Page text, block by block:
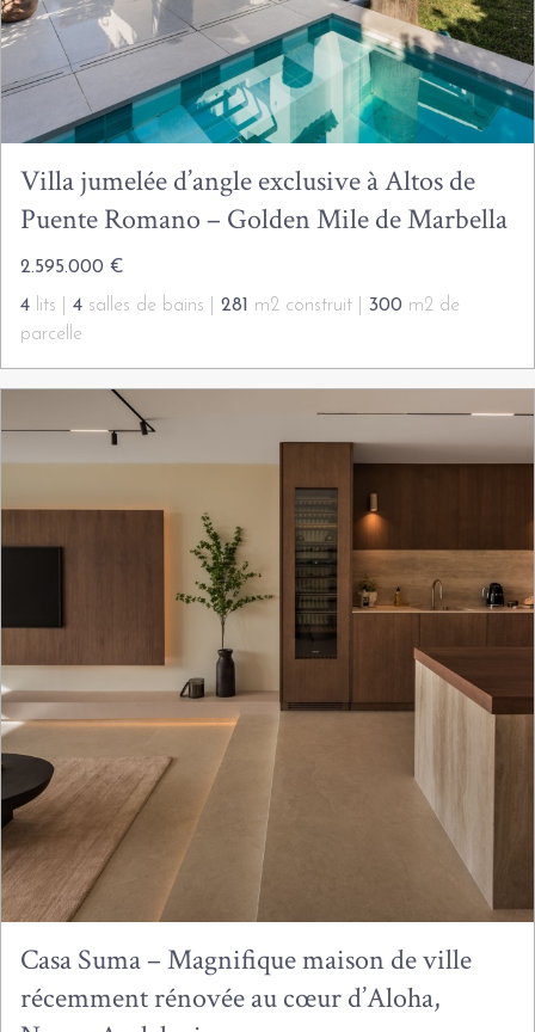
Villa jumelée d’angle exclusive à Altos de
Puente Romano – Golden Mile de Marbella
2.595.000 €
4 lits | 4 salles de bains | 281 m2 construit | 300 m2 de
parcelle
Casa Suma – Magnifique maison de ville
récemment rénovée au cœur d’Aloha,